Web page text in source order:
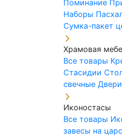
Поминание
Наборы
Сумка-пакет
Храмовая
Все товары
Стасидии
свечные
Иконостасы
Все товары
завесы на